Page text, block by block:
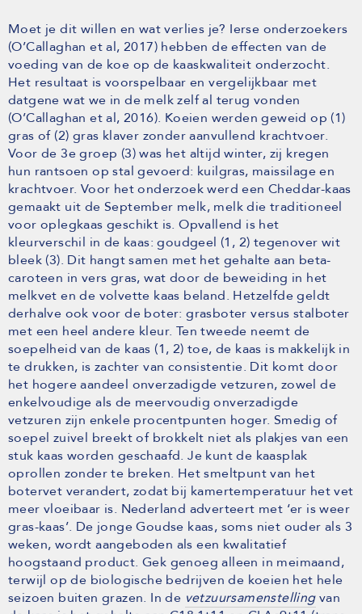
Moet je dit willen en wat verlies je? Ierse onderzoekers
(O’Callaghan et al, 2017) hebben de effecten van de
voeding van de koe op de kaaskwaliteit onderzocht.
Het resultaat is voorspelbaar en vergelijkbaar met
datgene wat we in de melk zelf al terug vonden
(O’Callaghan et al, 2016). Koeien werden geweid op (1)
gras of (2) gras klaver zonder aanvullend krachtvoer.
Voor de 3e groep (3) was het altijd winter, zij kregen
hun rantsoen op stal gevoerd: kuilgras, maissilage en
krachtvoer. Voor het onderzoek werd een Cheddar-kaas
gemaakt uit de September melk, melk die traditioneel
voor oplegkaas geschikt is. Opvallend is het
kleurverschil in de kaas: goudgeel (1, 2) tegenover wit
bleek (3). Dit hangt samen met het gehalte aan beta-
caroteen in vers gras, wat door de beweiding in het
melkvet en de volvette kaas beland. Hetzelfde geldt
derhalve ook voor de boter: grasboter versus stalboter
met een heel andere kleur. Ten tweede neemt de
soepelheid van de kaas (1, 2) toe, de kaas is makkelijk in
te drukken, is zachter van consistentie. Dit komt door
het hogere aandeel onverzadigde vetzuren, zowel de
enkelvoudige als de meervoudig onverzadigde
vetzuren zijn enkele procentpunten hoger. Smedig of
soepel zuivel breekt of brokkelt niet als plakjes van een
stuk kaas worden geschaafd. Je kunt de kaasplak
oprollen zonder te breken. Het smeltpunt van het
botervet verandert, zodat bij kamertemperatuur het vet
meer vloeibaar is. Nederland adverteert met ‘er is weer
gras-kaas’. De jonge Goudse kaas, soms niet ouder als 3
weken, wordt aangeboden als een kwalitatief
hoogstaand product. Gek genoeg alleen in meimaand,
terwijl op de biologische bedrijven de koeien het hele
seizoen buiten grazen. In de vetzuursamenstellingvan